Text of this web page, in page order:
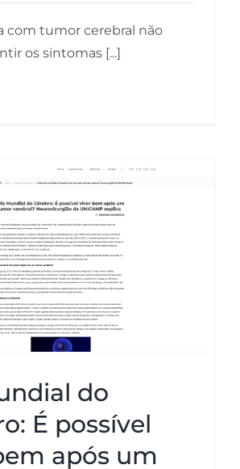
com tumor cerebral não
os sintomas [...]
do Cérebro: É
viver bem após um
Neurocirurgião
UNICAMP explica
do
É possível
após um